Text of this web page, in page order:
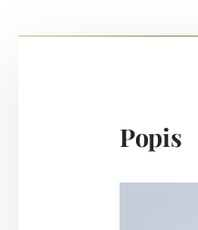
Popis